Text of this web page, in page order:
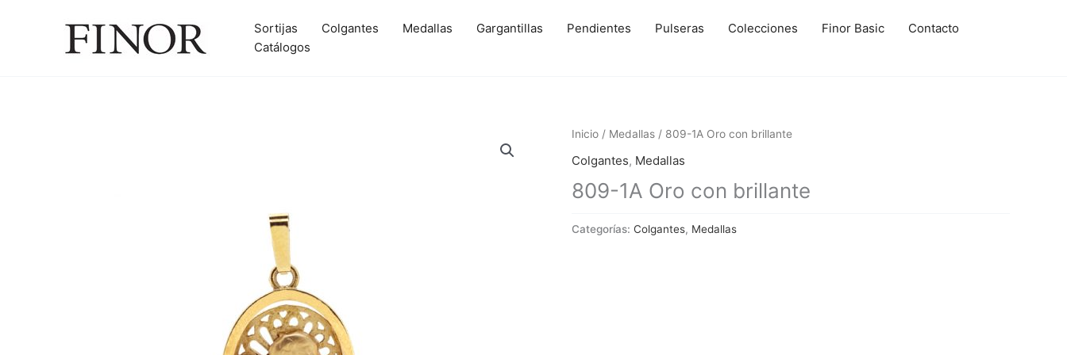
Sortijas Colgantes Medallas Gargantillas Pendientes Pulseras Colecciones Finor Basic
Contacto
Catálogos
Inicio / Medallas / 809-1A Oro con brillante
Colgantes, Medallas
809-1A Oro con brillante
Categorías: Colgantes, Medallas